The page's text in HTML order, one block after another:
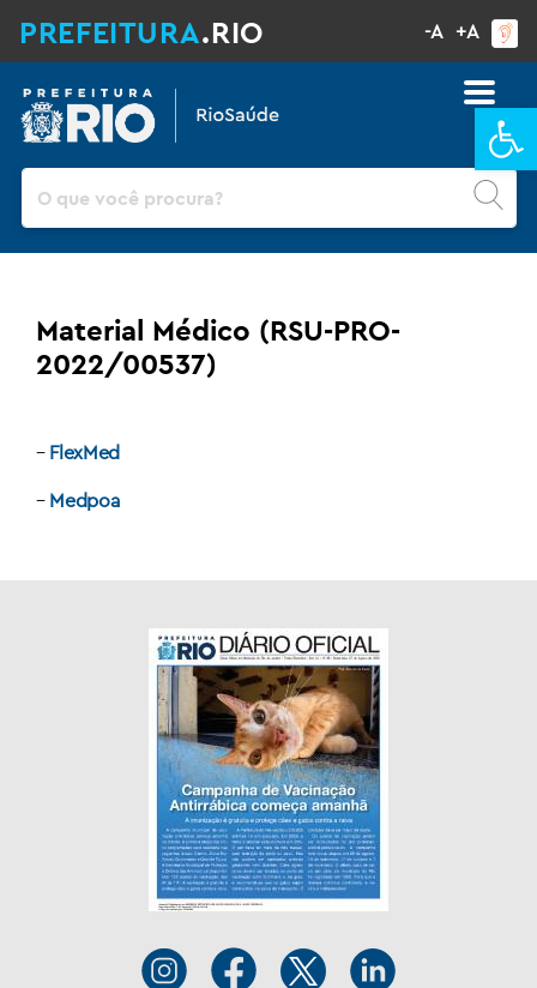
PREFEITURA.RIO -A +A
Material Médico (RSU-PRO-
2022/00537)
– FlexMed
– Medpoa